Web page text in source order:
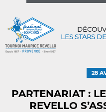
LES STARS
28
PARTENARIAT :
REVELLO